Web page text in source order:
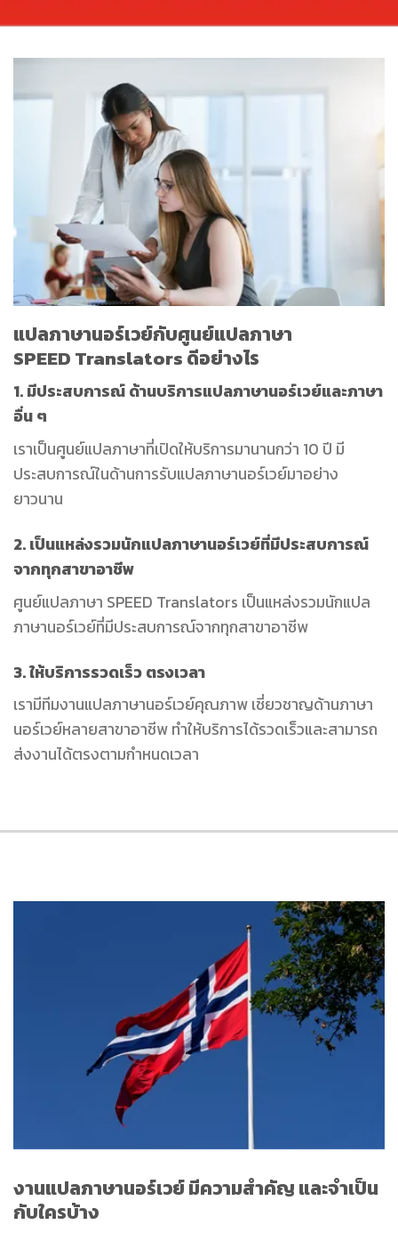
แปลภาษานอร์เวย์กับศูนย์แปลภาษา
SPEED Translators ดีอย่างไร
1. มีประสบการณ์ ด้านบริการแปลภาษานอร์เวย์และภาษา
อื่น ๆ
เราเป็นศูนย์แปลภาษาที่เปิดให้บริการมานานกว่า 10 ปี มี
ประสบการณ์ในด้านการรับแปลภาษานอร์เวย์มาอย่าง
ยาวนาน
2. เป็นแหล่งรวมนักแปลภาษานอร์เวย์ที่มีประสบการณ์
จากทุกสาขาอาชีพ
ศูนย์แปลภาษา SPEED Translators เป็นแหล่งรวมนักแปล
ภาษานอร์เวย์ที่มีประสบการณ์จากทุกสาขาอาชีพ
3. ให้บริการรวดเร็ว ตรงเวลา
เรามีทีมงานแปลภาษานอร์เวย์คุณภาพ เชี่ยวชาญด้านภาษา
นอร์เวย์หลายสาขาอาชีพ ทำให้บริการได้รวดเร็วและสามารถ
ส่งงานได้ตรงตามกำหนดเวลา
งานแปลภาษานอร์เวย์ มีความสำคัญ และจำเป็น
กับใครบ้าง